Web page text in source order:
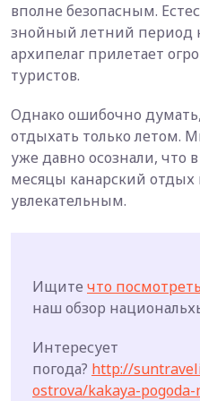
вполне безопасным.
знойный летний период
архипелаг прилетает
туристов.
Однако ошибочно
отдыхать только летом.
уже давно осознали, что
месяцы канарский
увлекательным.
Ищите что
наш обзор
Интересует
погода? http://
ostrova/kakaya-